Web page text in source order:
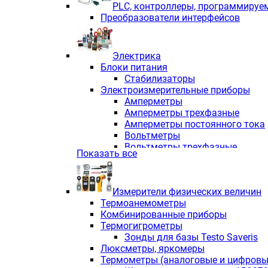
PLС, контроллеры,
Преобразователи интерфейсов
Электрика
Блоки питания
Стабилизаторы
Электроизмерительные приборы
Амперметры
Амперметры трехфазные
Амперметры постоянного тока
Вольтметры
Вольтметры трехфазные
Вольтметры постоянного тока
Индикаторы аналоговых
Измерители COS F
Комбинированные приборы
Комбинированные приборы
Комбинированные приборы
Анализаторы качества
Анализаторы мощности
Показать все
Измерители физических величин
Термоанемометры
Комбинированные приборы
Термогигрометры
Зонды для базы Testo Saveris
Люксметры, яркомеры
Термометры (аналоговые и